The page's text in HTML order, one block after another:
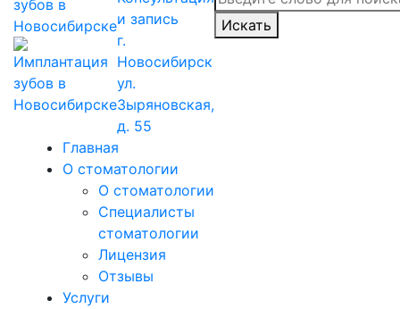
и запись
г.
Новосибирск
ул.
Зыряновская,
д. 55
Искать
Главная
О стоматологии
О стоматологии
Специалисты
стоматологии
Лицензия
Отзывы
Услуги